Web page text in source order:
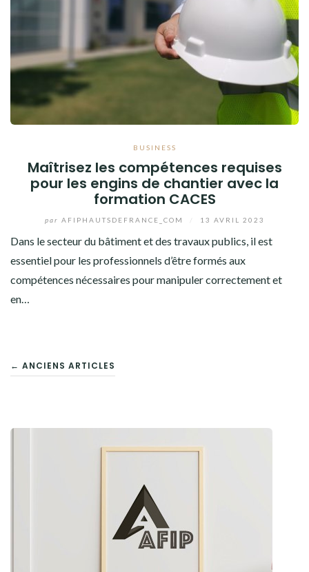
BUSINESS
Maîtrisez les compétences requises
pour les engins de chantier avec la
formation CACES
par AFIPHAUTSDEFRANCE_COM 13 AVRIL 2023
Dans le secteur du bâtiment et des travaux publics, il est
essentiel pour les professionnels d’être formés aux
compétences nécessaires pour manipuler correctement et
en…
NAVIGATION
ARTICLES
← ANCIENS ARTICLES